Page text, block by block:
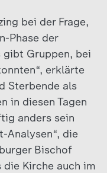
bei der Frage,
Phase der
gibt Gruppen, bei
erklärte
Sterbende als
in diesen Tagen
anders sein
Analysen“, die
Bischof
Kirche auch im